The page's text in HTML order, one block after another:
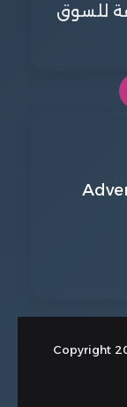
للسوق